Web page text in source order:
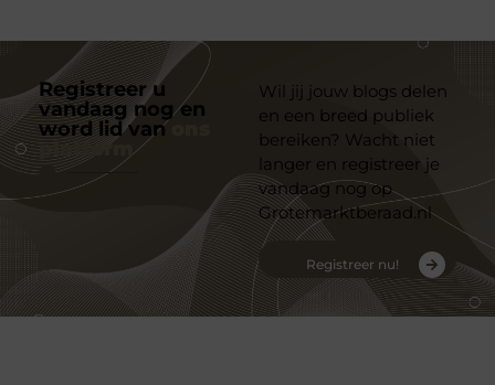
Registreer u
vandaag nog en
word lid van
platform
Wil jij jouw blogs delen
en een breed publiek
bereiken? Wacht niet
langer en registreer je
vandaag nog op
Grotemarktberaad.nl
Registreer nu!